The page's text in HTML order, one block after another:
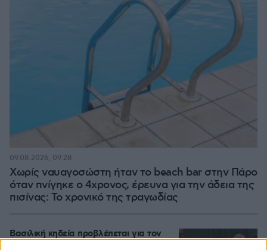
Χωρίς ναυαγοσώστη ήταν το beach bar στην Πάρο
όταν πνίγηκε ο 4χρονος, έρευνα για την άδεια της
πισίνας: Το χρονικό της τραγωδίας
09.08.2026, 09:28
Βασιλική κηδεία προβλέπεται για τον